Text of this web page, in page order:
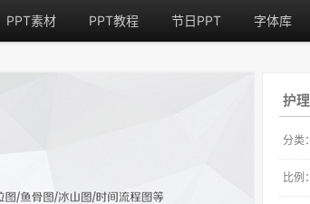
PPT素材 PPT教程 节日PPT 字体库
护
分类：
比例：